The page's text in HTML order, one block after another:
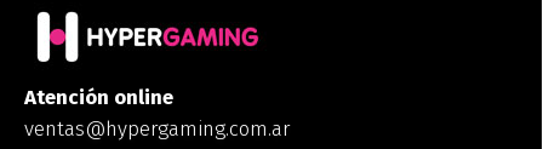
Atención online
ventas@hypergaming.com.ar